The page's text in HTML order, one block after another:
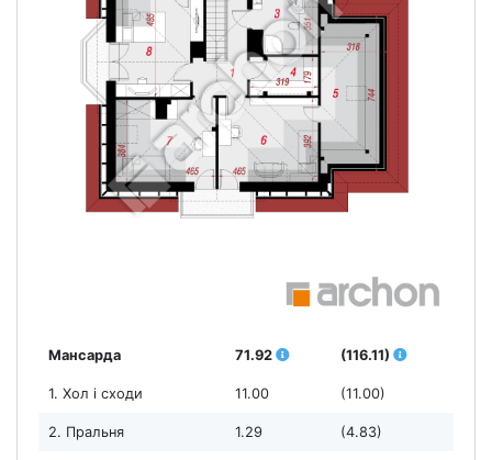
Мансарда 71.92 (116.11)
1. Хол і сходи 11.00 (11.00)
2. Пральня 1.29 (4.83)